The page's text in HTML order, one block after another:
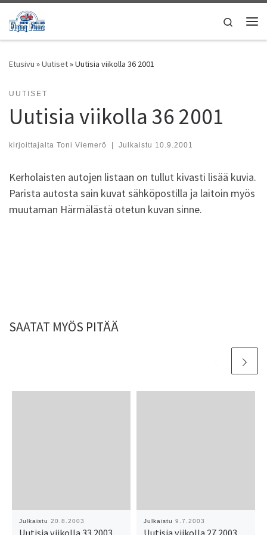
Skip to content
Search
Etusivu »Uutiset»Uutisia viikolla 36 2001
UUTISET
Uutisia viikolla 36 2001
kirjoittajalta Toni Viemerö | Julkaistu 10.9.2001
Kerholaisten autojen listaan on tullut kivasti lisää kuvia.
Parista autosta sain kuvat sähköpostilla ja laitoin myös
muutaman Härmälästä otetun kuvan sinne.
SAATAT MYÖS PITÄÄ
Julkaistu 20.8.2003 Julkaistu 9.7.2003